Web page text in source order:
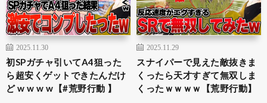
2025.11.30
初SPガチャ引いてA4狙った
ら超安くゲットできたんだけ
ど w w w w【#荒野行動 】
2025.11.29
スナイパーで見えた敵抜きま
くったら天才すぎて無双しま
くったｗｗｗｗ【荒野行動】